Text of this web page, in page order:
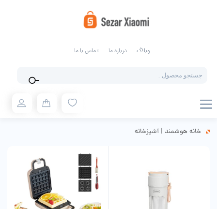
وبلاگ درباره ما تماس با ما
search
خانه هوشمند | آشپزخانه